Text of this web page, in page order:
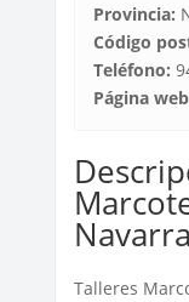
Provincia:
Código
Teléfono:
Página
Navarra
Talleres